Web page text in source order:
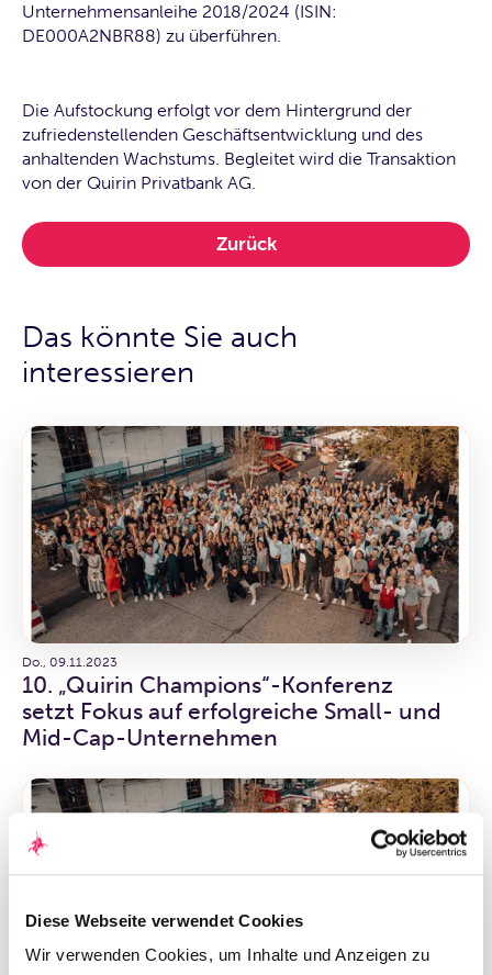
Diese Webseite verwendet Cookies
Wir verwenden Cookies, um Inhalte und Anzeigen zu
Unternehmensanleihe 2018/2024 (ISIN:
DE000A2NBR88) zu überführen.
Die Aufstockung erfolgt vor dem Hintergrund der
zufriedenstellenden Geschäftsentwicklung und des
anhaltenden Wachstums. Begleitet wird die Transaktion
von der Quirin Privatbank AG.
Zurück
Das könnte Sie auch
interessieren
Do., 09.11.2023
10. „Quirin Champions“-Konferenz
setzt Fokus auf erfolgreiche Small- und
Mid-Cap-Unternehmen